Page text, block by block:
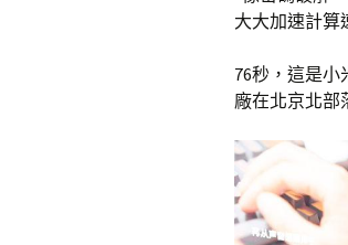
大大加速計算
76秒，這是小
廠在北京北部